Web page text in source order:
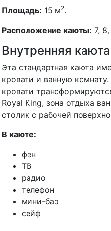
Площадь: 15 м2.
Расположение каюты: 7,
Внутренняя
Эта стандартная каюта
кровати и ванную
кровати
Royal King, зона отдыха
столик с рабочей
В каюте:
фен
ТВ
радио
телефон
мини-бар
сейф